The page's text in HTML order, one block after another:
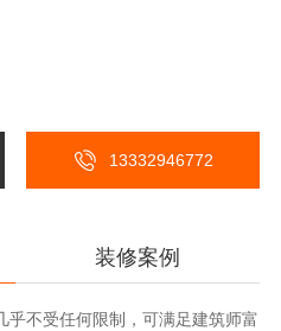
13332946772
装修案例
乎不受任何限制，可满足建筑师富